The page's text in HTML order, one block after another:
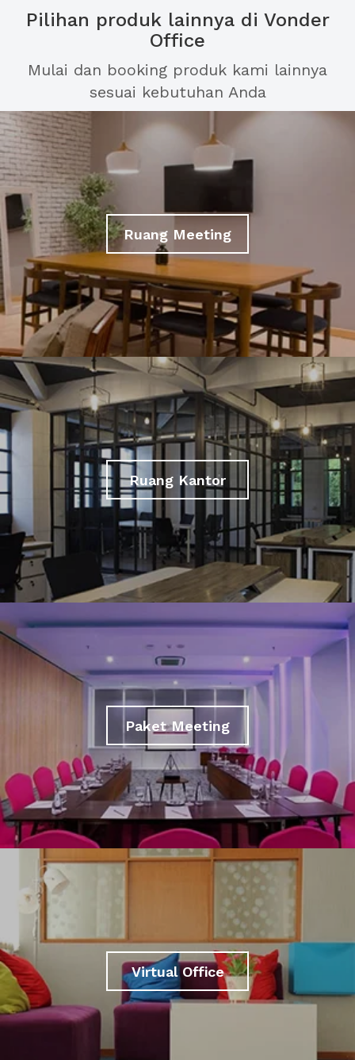
Pilihan produk lainnya di Vonder
Office
Mulai dan booking produk kami lainnya
sesuai kebutuhan Anda
Ruang Meeting
Ruang Kantor
Paket Meeting
Virtual Office